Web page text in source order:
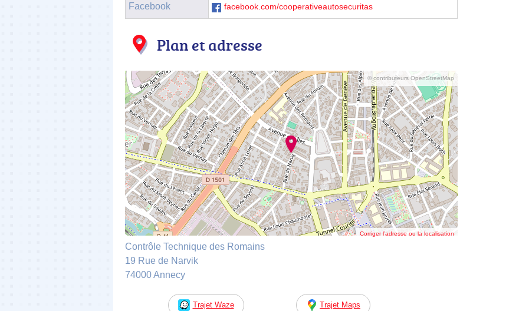
Facebook facebook.com/cooperativeautosecuritas
Plan et adresse
© contributeurs OpenStreetMap
Corriger l’adresse ou la localisation
Contrôle Technique des Romains
19 Rue de Narvik
74000 Annecy
Trajet Waze Trajet Maps